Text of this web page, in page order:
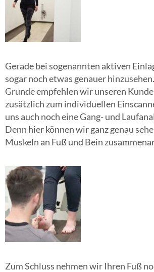
Gerade bei sogenannten aktiven
sogar noch etwas genauer
Grunde empfehlen wir unseren
zusätzlich zum individuellen
uns auch noch eine Gang- und
Denn hier können wir ganz genau
Muskeln an Fuß und Bein
Zum Schluss nehmen wir Ihren Fuß